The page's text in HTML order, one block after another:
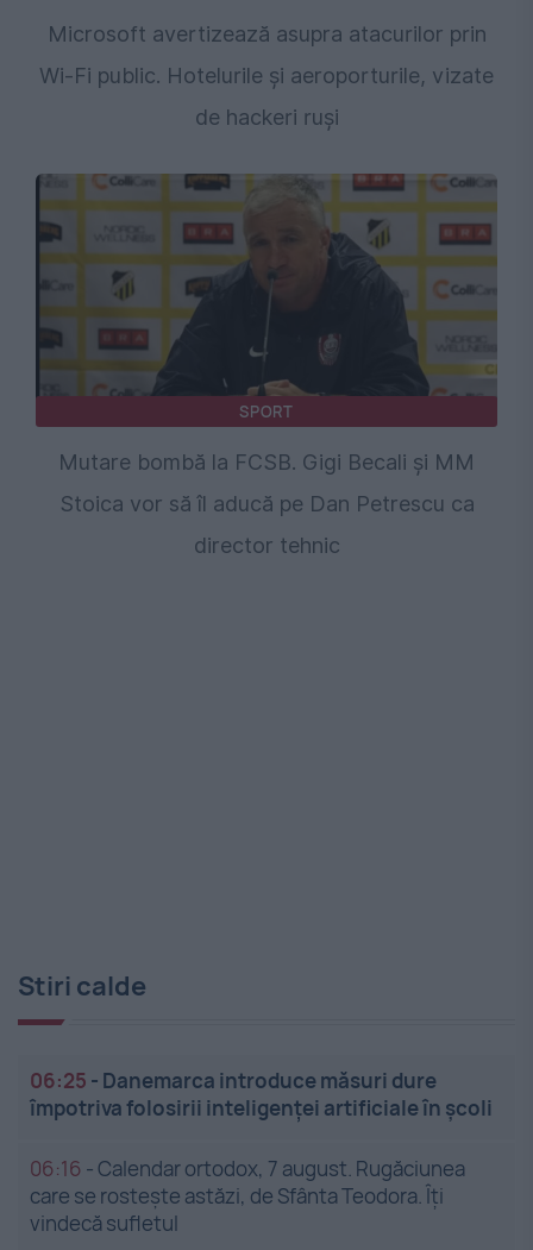
Microsoft avertizează asupra atacurilor prin
Wi-Fi public. Hotelurile și aeroporturile, vizate
de hackeri ruși
SPORT
Mutare bombă la FCSB. Gigi Becali și MM
Stoica vor să îl aducă pe Dan Petrescu ca
director tehnic
Stiri calde
06:25 - Danemarca introduce măsuri dure
împotriva folosirii inteligenței artificiale în școli
06:16 -Calendar ortodox, 7 august. Rugăciunea
care se rostește astăzi, de Sfânta Teodora. Îți
vindecă sufletul